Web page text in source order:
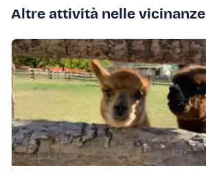
Altre attività nelle vicinanze